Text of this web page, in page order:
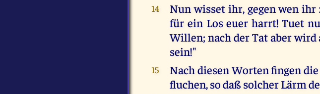
14
Nun wisset ihr, gegen wen ihr
für ein Los euer harrt! Tuet
Willen; nach der Tat aber wird
sein!"
15
Nach diesen Worten fingen
fluchen, so daß solcher Lärm